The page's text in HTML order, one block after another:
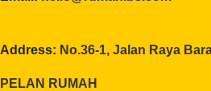
Address: No.36-1, Jalan Raya
PELAN RUMAH